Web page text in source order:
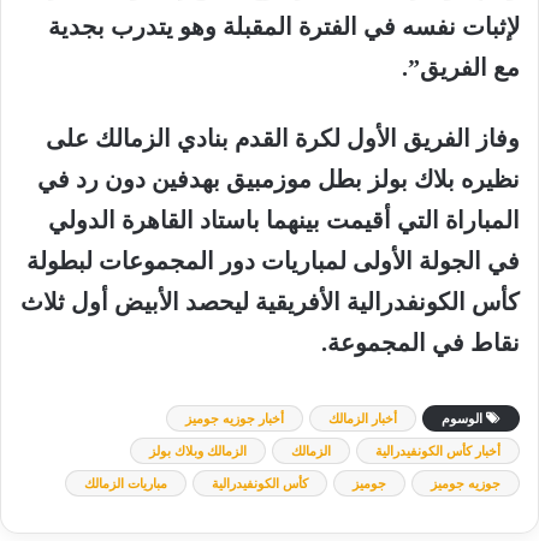
لإثبات نفسه في الفترة المقبلة وهو يتدرب بجدية
مع الفريق”.
وفاز الفريق الأول لكرة القدم بنادي الزمالك على
نظيره بلاك بولز بطل موزمبيق بهدفين دون رد في
المباراة التي أقيمت بينهما باستاد القاهرة الدولي
في الجولة الأولى لمباريات دور المجموعات لبطولة
كأس الكونفدرالية الأفريقية ليحصد الأبيض أول ثلاث
نقاط في المجموعة.
الوسوم أخبار الزمالك أخبار جوزيه جوميز
أخبار كأس الكونفيدرالية الزمالك الزمالك وبلاك بولز
جوزيه جوميز جوميز كأس الكونفيدرالية مباريات الزمالك